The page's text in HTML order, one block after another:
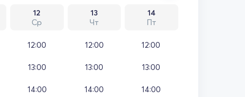
12
Ср
13
Чт
14
Пт
12:00
13:00
14:00
12:00
13:00
14:00
12:00
13:00
14:00